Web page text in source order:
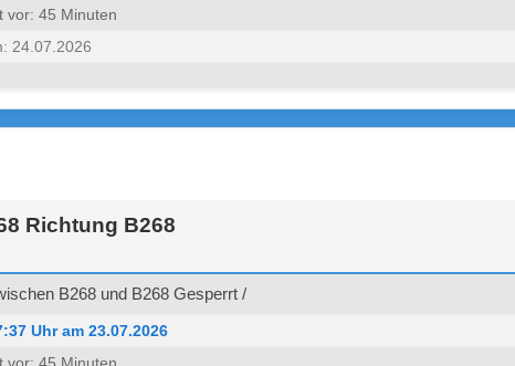
vor: 45 Minuten
24.07.2026
Richtung B268
B268 und B268 Gesperrt /
Uhr am 23.07.2026